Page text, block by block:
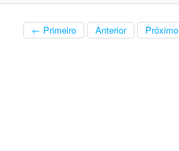
← Primeiro Anterior Próximo